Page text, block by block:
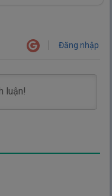
Đăng nhập